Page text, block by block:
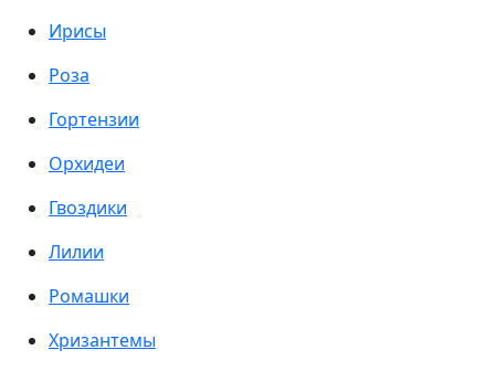
Ирисы
Роза
Гортензии
Орхидеи
Гвоздики
Лилии
Ромашки
Хризантемы